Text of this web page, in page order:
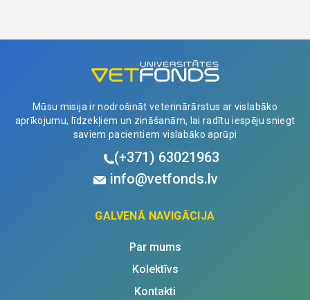
Mūsu misija ir nodrošināt veterinārārstus ar vislabāko
aprīkojumu, līdzekļiem un zināšanām, lai radītu iespēju sniegt
saviem pacientiem vislabāko aprūpi
(+371) 63021963
info@vetfonds.lv
GALVENĀ NAVIGĀCIJA
Par mums
Kolektīvs
Kontakti